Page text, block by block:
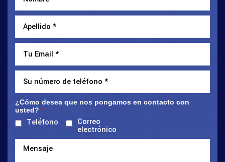
¿Cómo desea que nos pongamos en contacto con
usted? *
Teléfono Correo
electrónico